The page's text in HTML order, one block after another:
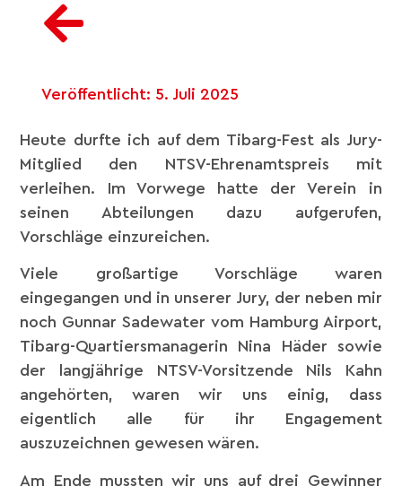
Veröffentlicht: 5. Juli 2025
Heute durfte ich auf dem Tibarg-Fest als Jury-
Mitglied den NTSV-Ehrenamtspreis mit
verleihen. Im Vorwege hatte der Verein in
seinen Abteilungen dazu aufgerufen,
Vorschläge einzureichen.
Viele großartige Vorschläge waren
eingegangen und in unserer Jury, der neben mir
noch Gunnar Sadewater vom Hamburg Airport,
Tibarg-Quartiersmanagerin Nina Häder sowie
der langjährige NTSV-Vorsitzende Nils Kahn
angehörten, waren wir uns einig, dass
eigentlich alle für ihr Engagement
auszuzeichnen gewesen wären.
Am Ende mussten wir uns auf drei Gewinner